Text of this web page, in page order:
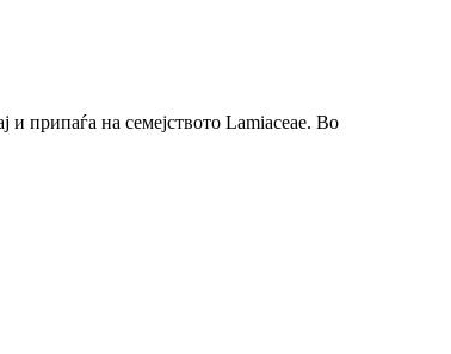
и припаѓа на семејството Lamiaceae. Во